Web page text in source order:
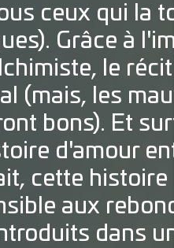
ceux qui la
Grâce à
le
(mais, les
bons). Et
d'amour
cette
aux
dans